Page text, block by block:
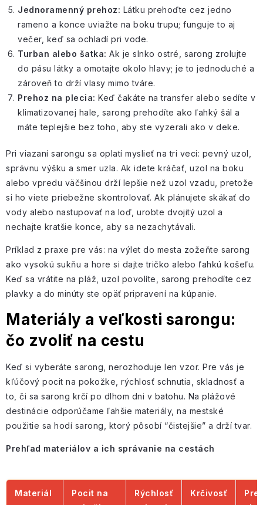
Jednoramenný prehoz: Látku prehoďte cez jedno
rameno a konce uviažte na boku trupu; funguje to aj
večer, keď sa ochladí pri vode.
Turban alebo šatka: Ak je slnko ostré , sarong zrolujte
do pásu látky a omotajte okolo hlavy; je to jednoduché a
zároveň to drží vlasy mimo tváre.
Prehoz na plecia: Keď čakáte na transfer alebo sedíte v
klimatizovanej hale , sarong prehodíte ako ľahký šál a
máte teplejšie bez toho, aby ste vyzerali ako v deke.
Pri viazaní sarongu sa oplatí myslieť na tri veci: pevný uzol,
správnu výšku a smer uzla. Ak idete kráčať, uzol na boku
alebo vpredu väčšinou drží lepšie než uzol vzadu, pretože
si ho viete priebežne skontrolovať. Ak plánujete skákať do
vody alebo nastupovať na loď, urobte dvojitý uzol a
nechajte kratšie konce, aby sa nezachytávali.
Príklad z praxe pre vás: na výlet do mesta zožeňte sarong
ako vysokú sukňu a hore si dajte tričko alebo ľahkú košeľu.
Keď sa vrátite na pláž, uzol povolíte, sarong prehodíte cez
plavky a do minúty ste opäť pripravení na kúpanie.
Materiály a veľkosti sarongu:
čo zvoliť na cestu
Keď si vyberáte sarong, nerozhoduje len vzor. Pre vás je
kľúčový pocit na pokožke, rýchlosť schnutia, skladnosť a
to, či sa sarong krčí po dlhom dni v batohu. Na plážové
destinácie odporúčame ľahšie materiály, na mestské
použitie sa hodí sarong, ktorý pôsobí “čistejšie” a drží tvar.
Prehľad materiálov a ich správanie na cestách
Materiál
Pocit na
Rýchlosť
Krčivosť
Pre